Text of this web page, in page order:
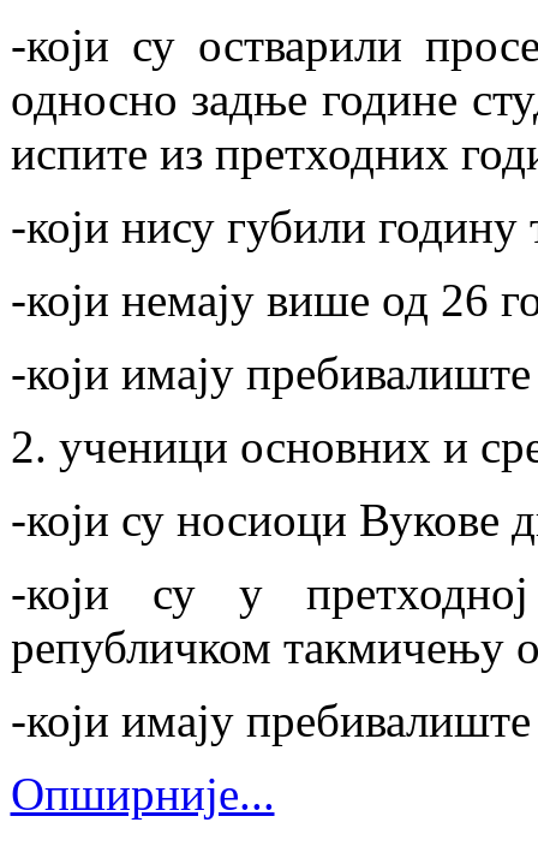
-који су остварили
односно задње године
испите из претходних
-који нису губили годину
-који немају више од 26
-који имају
2. ученици основних и
-који су носиоци Вукове
-који су у
републичком такмичењу
-који имају
Опширније...